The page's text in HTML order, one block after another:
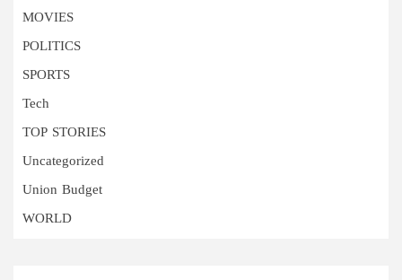
MOVIES
POLITICS
SPORTS
Tech
TOP STORIES
Uncategorized
Union Budget
WORLD